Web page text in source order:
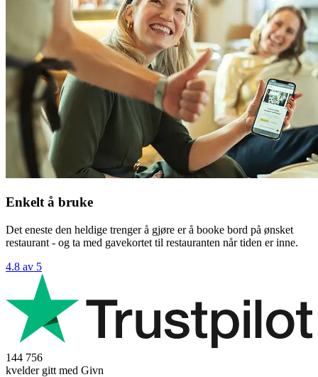
Enkelt å bruke
Det eneste den heldige trenger å gjøre er å booke bord på ønsket
restaurant - og ta med gavekortet til restauranten når tiden er inne.
4.8 av 5
144 756
kvelder gitt med Givn